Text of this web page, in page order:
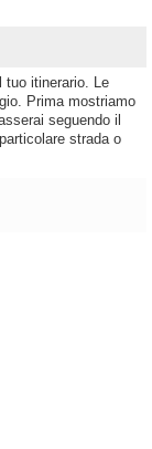
tuo itinerario. Le
Prima mostriamo
seguendo il
strada o